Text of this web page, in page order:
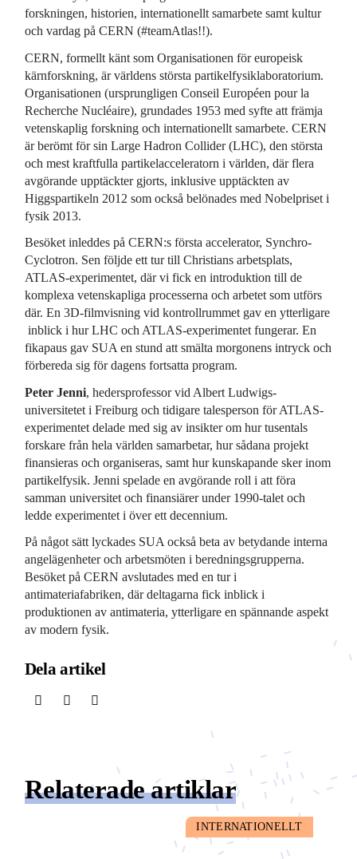
forskningen, historien, internationellt samarbete samt kultur
och vardag på CERN (#teamAtlas!!).
CERN, formellt känt som Organisationen för europeisk
kärnforskning, är världens största partikelfysiklaboratorium.
Organisationen (ursprungligen Conseil Européen pour la
Recherche Nucléaire), grundades 1953 med syfte att främja
vetenskaplig forskning och internationellt samarbete. CERN
är berömt för sin Large Hadron Collider (LHC), den största
och mest kraftfulla partikelacceleratorn i världen, där flera
avgörande upptäckter gjorts, inklusive upptäckten av
Higgspartikeln 2012 som också belönades med Nobelpriset i
fysik 2013.
Besöket inleddes på CERN:s första accelerator, Synchro-
Cyclotron. Sen följde ett tur till Christians arbetsplats,
ATLAS-experimentet, där vi fick en introduktion till de
komplexa vetenskapliga processerna och arbetet som utförs
där. En 3D-filmvisning vid kontrollrummet gav en ytterligare
inblick i hur LHC och ATLAS-experimentet fungerar. En
fikapaus gav SUA en stund att smälta morgonens intryck och
förbereda sig för dagens fortsatta program.
Peter Jenni, hedersprofessor vid Albert Ludwigs-
universitetet i Freiburg och tidigare talesperson för ATLAS-
experimentet delade med sig av insikter om hur tusentals
forskare från hela världen samarbetar, hur sådana projekt
finansieras och organiseras, samt hur kunskapande sker inom
partikelfysik. Jenni spelade en avgörande roll i att föra
samman universitet och finansiärer under 1990-talet och
ledde experimentet i över ett decennium.
På något sätt lyckades SUA också beta av betydande interna
angelägenheter och arbetsmöten i beredningsgrupperna.
Besöket på CERN avslutades med en tur i
antimateriafabriken, där deltagarna fick inblick i
produktionen av antimateria, ytterligare en spännande aspekt
av modern fysik.
Dela artikel
Relaterade artiklar
INTERNATIONELLT